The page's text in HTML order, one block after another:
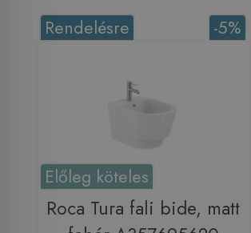
-5%
Rendelésre
Előleg köteles
Roca Tura fali bide, matt